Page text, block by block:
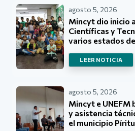
agosto 5, 2026
Mincyt dio inicio
Científicas y
varios estados
LEER NOTICIA
agosto 5, 2026
Mincyt e UNEFM
y asistencia
el municipio Píritu